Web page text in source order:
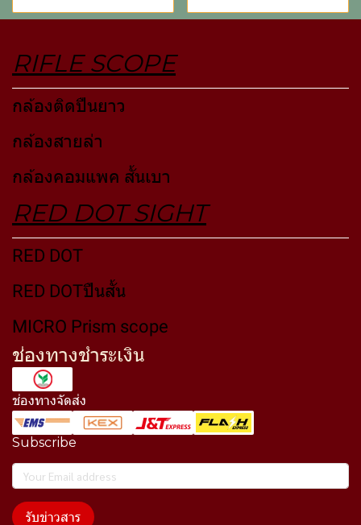
RIFLE SCOPE
กล้องติดปืนยาว
กล้องสายล่า
กล้องคอมแพค สั้นเบา
RED DOT SIGHT
RED DOT
RED DOTปืนสั้น
MICRO Prism scope
ช่องทางชำระเงิน
ช่องทางจัดส่ง
Subscribe
รับข่าวสาร